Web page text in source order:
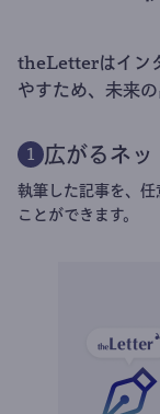
theLetterはイン
やすため、未来
1 広がるネッ
執筆した記事を、
ことができます。